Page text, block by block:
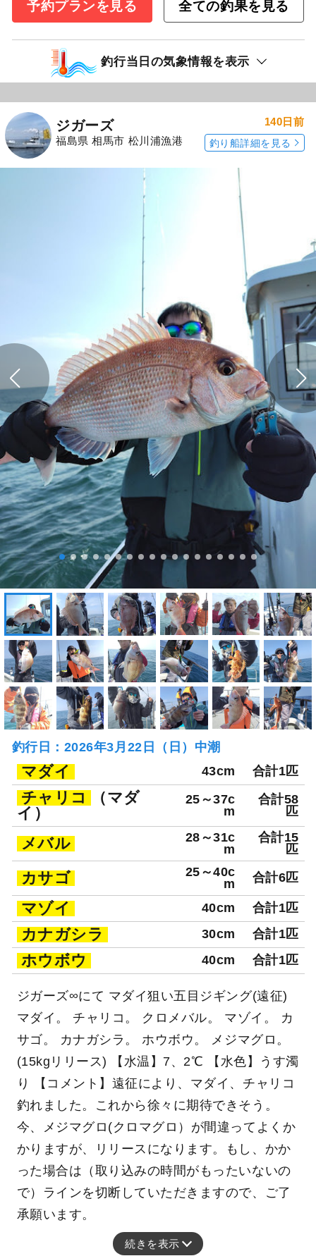
予約プランを見る
全ての釣果を見る
釣行当日の気象情報を表示
ジガーズ
福島県 相馬市 松川浦漁港
140日前
釣り船詳細を見る
釣行日：2026年3月22日（日）中潮
マダイ 43cm 合計1匹
チャリコ
（マダ
イ）
25～37c
m
合計58
匹
メバル
28～31c
m
合計15
匹
カサゴ
25～40c
m
合計6匹
マゾイ 40cm 合計1匹
カナガシラ 30cm 合計1匹
ホウボウ 40cm 合計1匹
ジガーズ∞にて マダイ狙い五目ジギング(遠征)
マダイ。 チャリコ。 クロメバル。 マゾイ。 カ
サゴ。 カナガシラ。 ホウボウ。 メジマグロ。
(15kgリリース) 【水温】7、2℃ 【水色】うす濁
り 【コメント】遠征により、マダイ、チャリコ
釣れました。これから徐々に期待できそう。
今、メジマグロ(クロマグロ）が間違ってよくか
かりますが、リリースになります。もし、かか
った場合は（取り込みの時間がもったいないの
で）ラインを切断していただきますので、ご了
承願います。
続きを表示